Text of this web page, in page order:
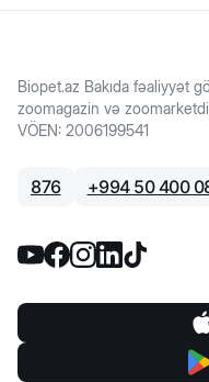
Biopet.az Bakıda fəaliyyət
zoomagazin və
VÖEN: 2006199541
876 +994 50 400